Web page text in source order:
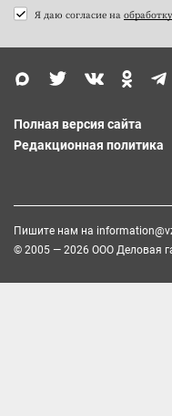
Я даю согласие на
Полная версия сайта
Редакционная политика
Пишите нам на
© 2005 — 2026 ООО Деловая